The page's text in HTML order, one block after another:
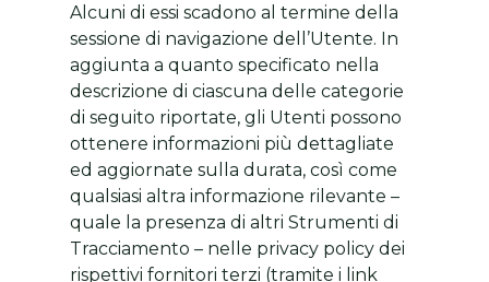
Alcuni di essi scadono al termine della
sessione di navigazione dell’Utente. In
aggiunta a quanto specificato nella
descrizione di ciascuna delle categorie
di seguito riportate, gli Utenti possono
ottenere informazioni più dettagliate
ed aggiornate sulla durata, così come
qualsiasi altra informazione rilevante –
quale la presenza di altri Strumenti di
Tracciamento – nelle privacy policy dei
rispettivi fornitori terzi (tramite i link